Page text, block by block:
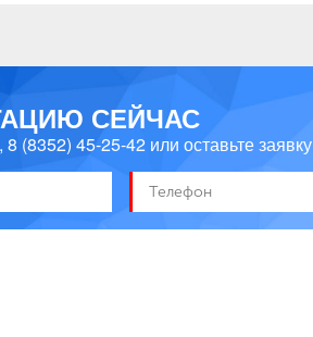
СЕЙЧАС
, 8 (8352) 45-25-42 или оставьте заявку